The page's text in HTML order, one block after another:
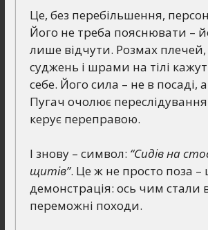
Це, без перебільшення,
Його не треба пояснювати –
лише відчути. Розмах
суджень і шрами на тілі
себе. Його сила – не в посаді,
Пугач очолює переслідування
керує переправою.
І знову – символ: “Сидів на
щитів”. Це ж не просто поза –
демонстрація: ось чим стали
переможні походи.